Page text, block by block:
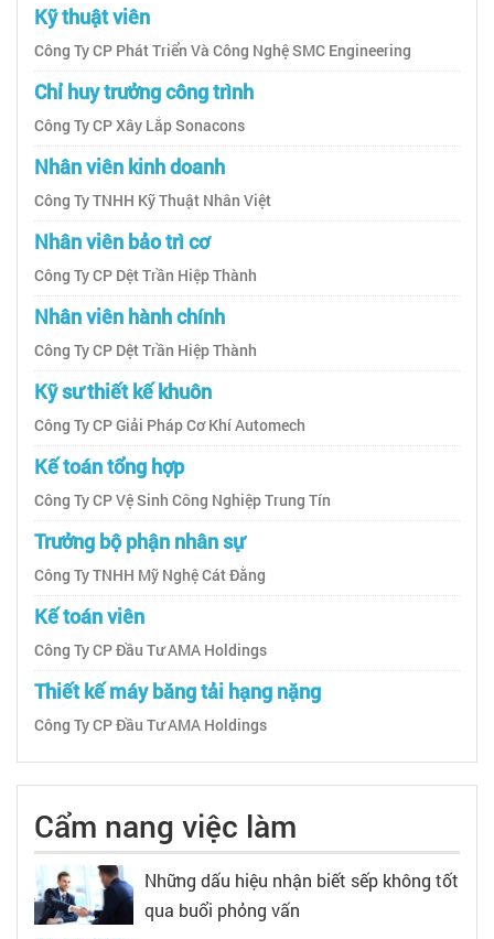
Kỹ thuật viên
Công Ty CP Phát Triển Và Công Nghệ SMC Engineering
Chỉ huy trưởng công trình
Công Ty CP Xây Lắp Sonacons
Nhân viên kinh doanh
Công Ty TNHH Kỹ Thuật Nhân Việt
Nhân viên bảo trì cơ
Công Ty CP Dệt Trần Hiệp Thành
Nhân viên hành chính
Công Ty CP Dệt Trần Hiệp Thành
Kỹ sư thiết kế khuôn
Công Ty CP Giải Pháp Cơ Khí Automech
Kế toán tổng hợp
Công Ty CP Vệ Sinh Công Nghiệp Trung Tín
Trưởng bộ phận nhân sự
Công Ty TNHH Mỹ Nghệ Cát Đằng
Kế toán viên
Công Ty CP Đầu Tư AMA Holdings
Thiết kế máy băng tải hạng nặng
Công Ty CP Đầu Tư AMA Holdings
Cẩm nang việc làm
Những dấu hiệu nhận biết sếp không tốt
qua buổi phỏng vấn